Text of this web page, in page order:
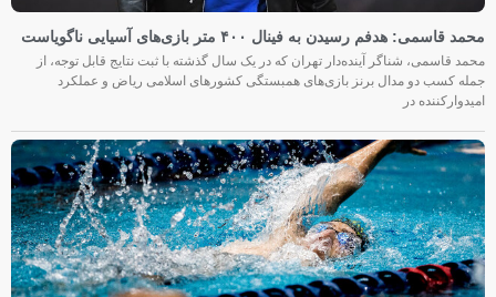
محمد قاسمی: هدفم رسیدن به فینال ۴۰۰ متر بازی‌های آسیایی ناگویاست
محمد قاسمی، شناگر آینده‌دار تهران که در یک سال گذشته با ثبت نتایج قابل توجه، از
جمله کسب دو مدال برنز بازی‌های همبستگی کشورهای اسلامی ریاض و عملکرد
امیدوارکننده در